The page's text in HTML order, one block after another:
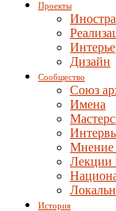
Проекты
Дизайн
Сообщество
Союз
Имена
Мнение
Лекции
История